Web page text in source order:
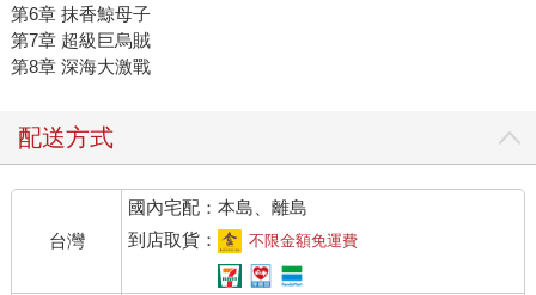
第6章 抹香鯨母子
第7章 超級巨烏賊
第8章 深海大激戰
配送方式
台灣
國內宅配：本島、離島
到店取貨：
不限金額免運費